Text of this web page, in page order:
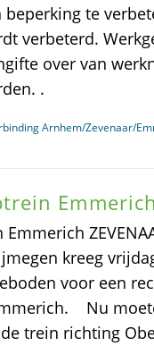
te
verbeterd.
over van
.
Arnhem/Zevenaar/
kreeg
voor een
Nu
trein richting